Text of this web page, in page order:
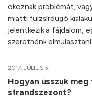
okoznak problémát,
miatti fülzsírdugó
jelentkezik a fájdalom,
szeretnénk
2017. JÚLIUS 5.
Hogyan ússzuk
strandszezont?